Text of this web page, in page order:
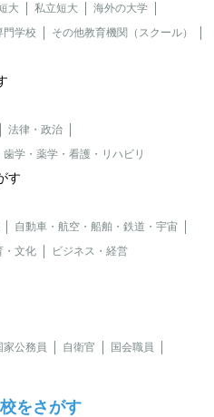
大 私立短大
海外の大学
門学校
その他教育機関（スクール）
法律・政治
歯学・薬学・看護・リハビリ
す
自動車・航空・船舶・鉄道・宇宙
・文化 ビジネス・経営
家公務員 自衛官
国会職員
をさがす